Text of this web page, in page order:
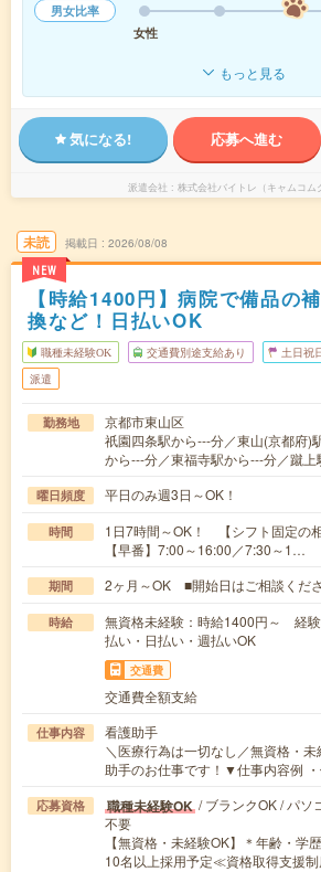
男女比率
女性
もっと見る
気になる! 応募へ進む
派遣会社 株式会社バイトレ（キャムコム
未読
NEW
掲載日 2026/08/08
【時給1400円】病院で備品の
換など！日払いOK
職種未経験OK 交通費別途支給あり 土日祝
派遣
勤務地
京都市東山区
祇園四条駅から---分／東山(京都府)
から---分／東福寺駅から---分／蹴上
曜日頻度 平日のみ週3日～OK！
時間
1日7時間～OK！ 【シフト固定の
【早番】7:00～16:00／7:30～1…
期間 2ヶ月～OK ■開始日はご相談くだ
時給
無資格未経験：時給1400円～ 経
払い・日払い・週払いOK
交通費
交通費全額支給
仕事内容
看護助手
＼医療行為は一切なし／無資格・
助手のお仕事です！▼仕事内容例
応募資格 職種未経験OK / ブランクOK / パソ
不要
【無資格・未経験OK】＊年齢・学
10名以上採用予定≪資格取得支援